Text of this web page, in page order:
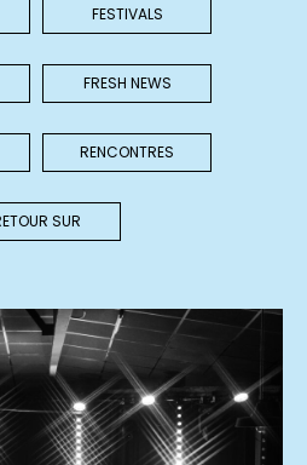
FESTIVALS
FRESH NEWS
RENCONTRES
SUR